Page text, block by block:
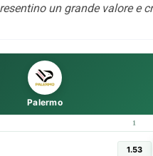
un grande valore e
Palermo
1
1.53